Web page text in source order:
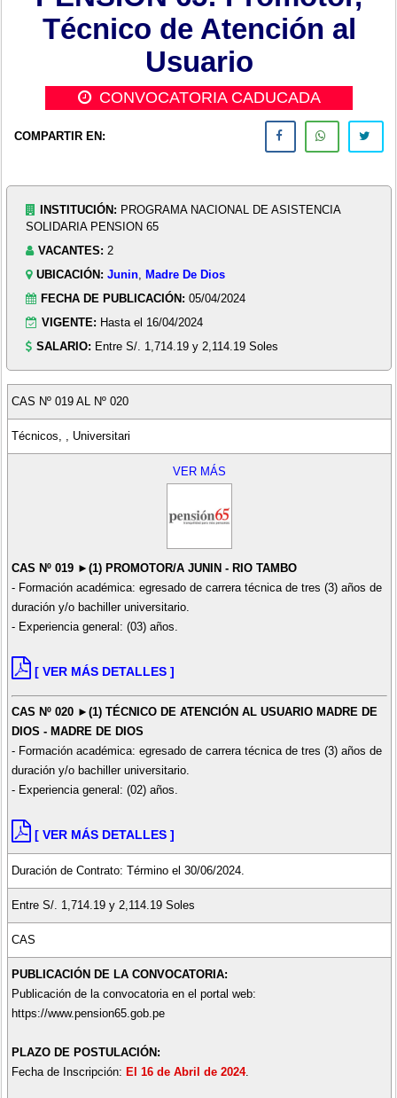
Técnico de Atención al
Usuario
CONVOCATORIA CADUCADA
COMPARTIR EN:
INSTITUCIÓN: PROGRAMA NACIONAL DE ASISTENCIA
SOLIDARIA PENSION 65
VACANTES: 2
UBICACIÓN: Junin ,Madre De Dios
FECHA DE PUBLICACIÓN: 05/04/2024
VIGENTE: Hasta el 16/04/2024
SALARIO: Entre S/. 1,714.19 y 2,114.19 Soles
CAS Nº 019 AL Nº 020
Técnicos, , Universitari
VER MÁS
CAS Nº 019 ►(1) PROMOTOR/A JUNIN - RIO TAMBO
- Formación académica: egresado de carrera técnica de tres (3) años de
duración y/o bachiller universitario.
- Experiencia general: (03) años.
[ VER MÁS DETALLES ]
CAS Nº 020 ►(1) TÉCNICO DE ATENCIÓN AL USUARIO MADRE DE
DIOS - MADRE DE DIOS
- Formación académica: egresado de carrera técnica de tres (3) años de
duración y/o bachiller universitario.
- Experiencia general: (02) años.
[ VER MÁS DETALLES ]
Duración de Contrato: Término el 30/06/2024.
Entre S/. 1,714.19 y 2,114.19 Soles
CAS
PUBLICACIÓN DE LA CONVOCATORIA:
Publicación de la convocatoria en el portal web:
https://www.pension65.gob.pe
PLAZO DE POSTULACIÓN:
Fecha de Inscripción: El 16 de Abril de 2024.